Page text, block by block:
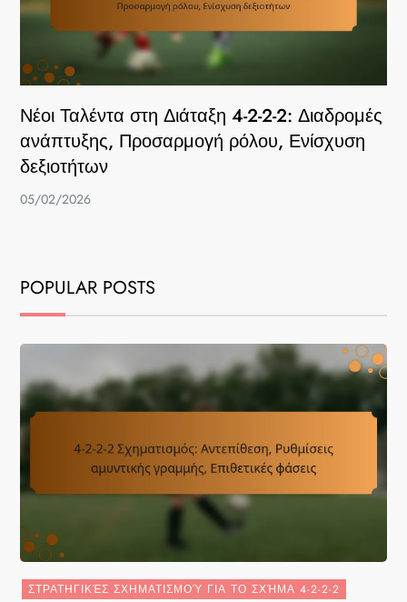
Νέοι Ταλέντα στη Διάταξη 4-2-2-2: Διαδρομές
ανάπτυξης, Προσαρμογή ρόλου, Ενίσχυση
δεξιοτήτων
05/02/2026
POPULAR POSTS
ΣΤΡΑΤΗΓΙΚΈΣ ΣΧΗΜΑΤΙΣΜΟΎ ΓΙΑ ΤΟ ΣΧΉΜΑ 4-2-2-2